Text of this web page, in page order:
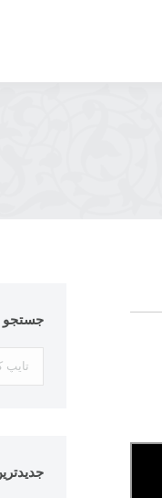
جستجو
جستجو: